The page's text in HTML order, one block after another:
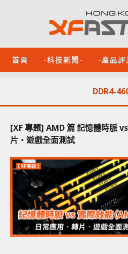
首頁 -科技新聞- -產品評
DDR4-
[XF 專題] AMD 篇 記憶體時脈
片‧遊戲全面測試